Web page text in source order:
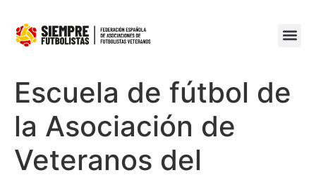
Escuela de fútbol de
la Asociación de
Veteranos del